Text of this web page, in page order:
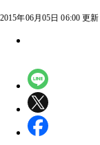
2015年06月05日 06:00 更新